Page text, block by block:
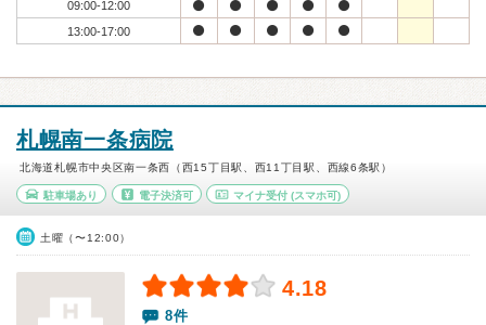
09:00-12:00
13:00-17:00
札幌南一条病院
北海道札幌市中央区南一条西（西15丁目駅、西11丁目駅、西線6条駅）
駐車場あり 電子決済可 マイナ受付 (スマホ可)
土曜（〜12:00）
4.18
8件